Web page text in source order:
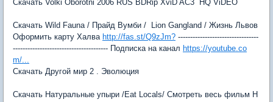
Скачать Volki Oborotni 2006 RUS BDRip XviD AC3 HQ ViDEO
Скачать Wild Fauna / Прайд Вумби / Lion Gangland / Жизнь Львов
Оформить карту Халва http://fas.st/Q9zJm? ---------------------------------
--------------------------------------- Подписка на канал https://youtube.co
m/...
Скачать Другой мир 2 . Эволюция
Скачать Натуральные упыри /Eat Locals/ Смотреть весь фильм H